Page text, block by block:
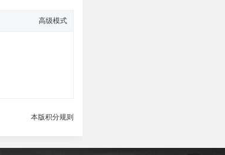
高级模式
本版积分规则